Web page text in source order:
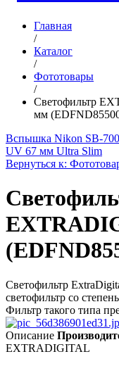
Главная
/
Каталог
/
Фототовары
/
Светофильтр
мм
Вспышка Nikon SB-
UV 67 мм Ultra Slim
Вернуться к:
Светофильтр
светофильтр со
Фильтр такого типа
Описание
EXTRADIGITAL